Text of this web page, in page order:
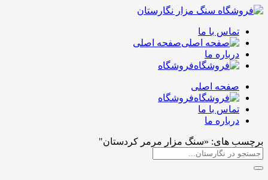
تماس با ما
صفحه اصلی
درباره ما
فروشگاه
صفحه اصلی
فروشگاه
تماس با ما
درباره ما
برچسب های: «سنگ مزار مرمر کردستان"